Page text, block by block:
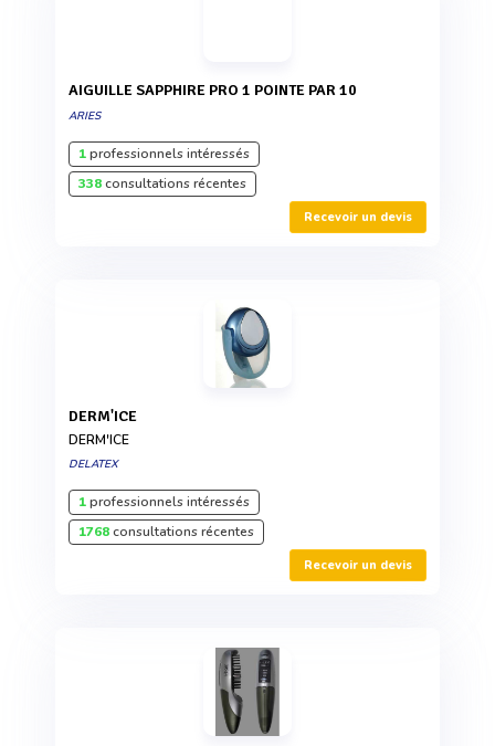
AIGUILLE SAPPHIRE PRO 1 POINTE PAR 10
ARIES
1professionnels intéressés
338consultations récentes
Recevoir un devis
DERM'ICE
DERM'ICE
DELATEX
1professionnels intéressés
1768consultations récentes
Recevoir un devis